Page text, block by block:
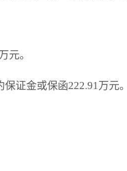
元。
证金或保函222.91万元。